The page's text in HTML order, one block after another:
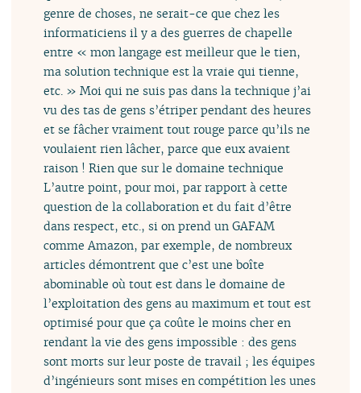
genre de choses, ne serait-ce que chez les
informaticiens il y a des guerres de chapelle
entre « mon langage est meilleur que le tien,
ma solution technique est la vraie qui tienne,
etc. » Moi qui ne suis pas dans la technique j’ai
vu des tas de gens s’étriper pendant des heures
et se fâcher vraiment tout rouge parce qu’ils ne
voulaient rien lâcher, parce que eux avaient
raison ! Rien que sur le domaine technique
L’autre point, pour moi, par rapport à cette
question de la collaboration et du fait d’être
dans respect, etc., si on prend un GAFAM
comme Amazon, par exemple, de nombreux
articles démontrent que c’est une boîte
abominable où tout est dans le domaine de
l’exploitation des gens au maximum et tout est
optimisé pour que ça coûte le moins cher en
rendant la vie des gens impossible : des gens
sont morts sur leur poste de travail ; les équipes
d’ingénieurs sont mises en compétition les unes